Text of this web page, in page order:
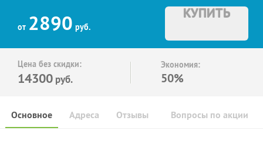
от 2890 руб.
КУПИТЬ
Цена без скидки:
14300 руб.
Экономия:
50%
Основное Отзывы Вопросы по акции
Адреса